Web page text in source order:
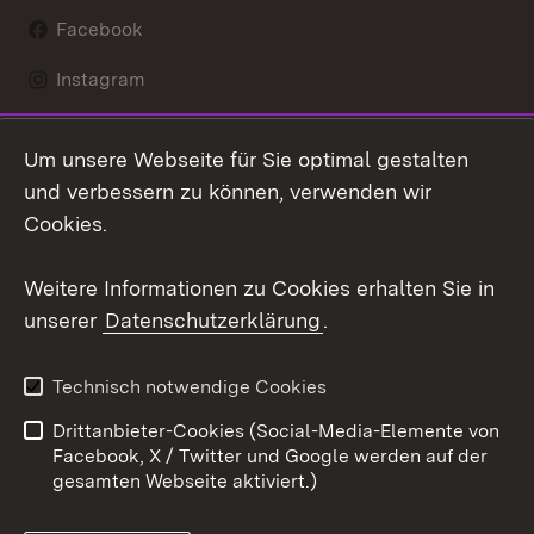
Facebook
Instagram
Mastodon
Youtube
Kontakt
Datenschutz
Barrierefreiheit
Impressum Cookies
Um unsere Webseite für Sie optimal gestalten
und verbessern zu können, verwenden wir
Cookies.
Weitere Informationen zu Cookies erhalten Sie in
unserer Datenschutzerklärung.
Technisch notwendige Cookies
Drittanbieter-Cookies (Social-Media-Elemente von
Facebook, X / Twitter und Google werden auf der
gesamten Webseite aktiviert.)